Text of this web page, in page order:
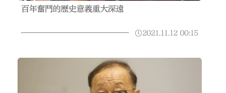
百年奮鬥的歷史意義重大深遠
2021.11.12 00:15